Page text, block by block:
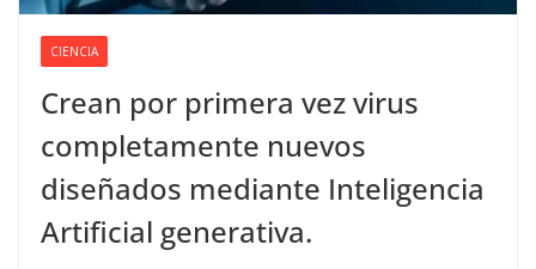
CIENCIA
Crean por primera vez virus
completamente nuevos
diseñados mediante Inteligencia
Artificial generativa.